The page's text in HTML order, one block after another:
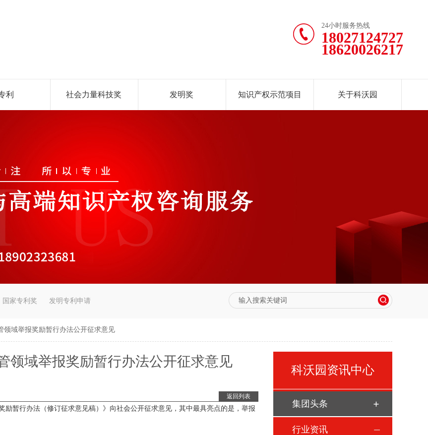
24小时服务热线
18027124727
18620026217
利 社会力量科技奖 发明奖 知识产权示范项目 关于科沃园
国家专利奖 发明专利申请
领域举报奖励暂行办法公开征求意见
领域举报奖励暂行办法公开征求意见
返回列表
暂行办法（修订征求意见稿）》向社会公开征求意见，其中最具亮点的是，举报
科沃园资讯中心
集团头条
行业资讯